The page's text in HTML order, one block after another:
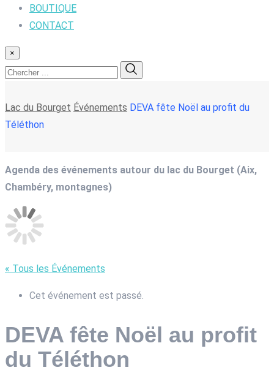
BOUTIQUE
CONTACT
×
Lac du Bourget Événements DEVA fête Noël au profit du
Téléthon
Agenda des événements autour du lac du Bourget (Aix,
Chambéry, montagnes)
« Tous les Événements
Cet événement est passé.
DEVA fête Noël au profit
du Téléthon